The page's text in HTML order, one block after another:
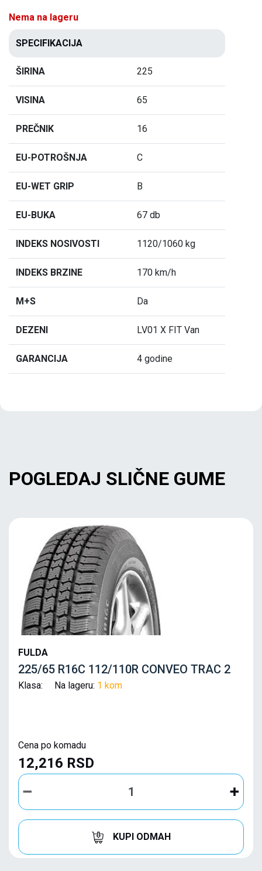
Nema na lageru
SPECIFIKACIJA
ŠIRINA 225
VISINA 65
PREČNIK 16
EU-POTROŠNJA C
EU-WET GRIP B
EU-BUKA 67 db
INDEKS NOSIVOSTI 1120/1060 kg
INDEKS BRZINE 170 km/h
M+S Da
DEZENI LV01 X FIT Van
GARANCIJA 4 godine
POGLEDAJ SLIČNE GUME
FULDA
225/65 R16C 112/110R CONVEO TRAC 2
Klasa: Na lageru: 1 kom
Cena po komadu
12,216 RSD
KUPI ODMAH